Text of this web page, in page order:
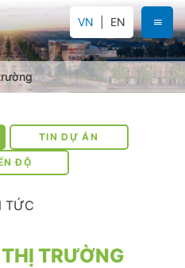
VN EN
TIN DỰ ÁN
ĐỘ
TỨC
TRƯỜNG